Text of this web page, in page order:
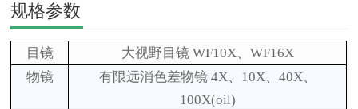
规格参数
目镜 大视野目镜 WF10X、 WF16X
物镜
有限远消色差物镜 4X、10X、40X、
100X(oil)